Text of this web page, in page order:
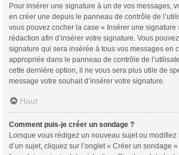
Pour insérer une signature à un de vos messages,
en créer une depuis le panneau de contrôle de
vous pouvez cocher la case « Insérer une
rédaction afin d’insérer votre signature. Vous
signature qui sera insérée à tous vos messages en
appropriée dans le panneau de contrôle de
cette dernière option, il ne vous sera plus utile de
message votre souhait d’insérer votre signature.
Haut
Comment puis-je créer un sondage ?
Lorsque vous rédigez un nouveau sujet ou modifiez
d’un sujet, cliquez sur l’onglet « Créer un sondage